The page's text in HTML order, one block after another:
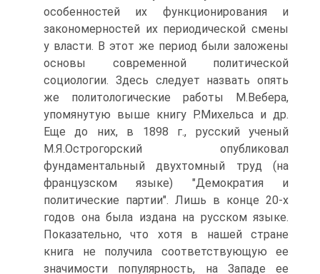
особенностей их функционирования и
закономерностей их периодической смены
у власти. В этот же период были заложены
основы современной политической
социологии. Здесь следует назвать опять
же политологические работы М.Вебера,
упомянутую выше книгу Р.Михельса и др.
Еще до них, в 1898 г., русский ученый
М.Я.Острогорский опубликовал
фундаментальный двухтомный труд (на
французском языке) "Демократия и
политические партии". Лишь в конце 20-х
годов она была издана на русском языке.
Показательно, что хотя в нашей стране
книга не получила соответствующую ее
значимости популярность, на Западе ее